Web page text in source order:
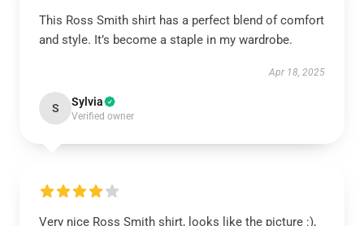
This Ross Smith shirt has a perfect blend of comfort
and style. It’s become a staple in my wardrobe.
Apr 18, 2025
S Sylvia
Verified owner
Very nice Ross Smith shirt, looks like the picture :),